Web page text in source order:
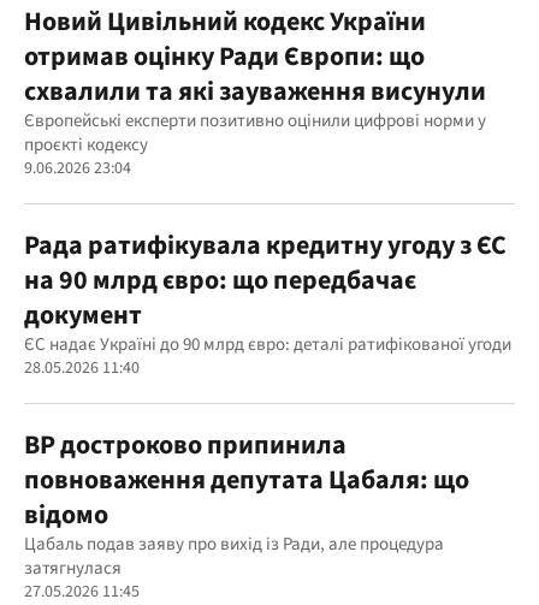
Новий Цивільний кодекс України
отримав оцінку Ради Європи: що
схвалили та які зауваження висунули
Європейські експерти позитивно оцінили цифрові норми у
проєкті кодексу
9.06.2026 23:04
Рада ратифікувала кредитну угоду з ЄС
на 90 млрд євро: що передбачає
документ
ЄС надає Україні до 90 млрд євро: деталі ратифікованої угоди
28.05.2026 11:40
ВР достроково припинила
повноваження депутата Цабаля: що
відомо
Цабаль подав заяву про вихід із Ради, але процедура
затягнулася
27.05.2026 11:45